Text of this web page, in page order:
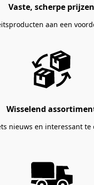
Vaste, scherpe prijzen
aan een
Wisselend
nieuws en interessant te